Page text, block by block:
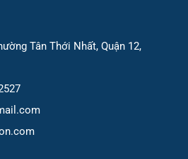
Tân Thới Nhất, Quận 12,